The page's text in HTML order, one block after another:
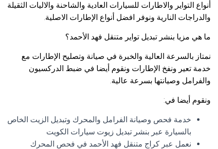
أنواع التواير والاطارات للسيارات العادية والشاحنة والاليات الثقيلة
والدراجات النارية ونوفر افضل أنواع الإطارات الاصلية.
ما هي مزيا بنشر تبديل تواير متنقل فهد الأحمد؟
نمتاز بالسرعة العالية والخبرة في صيانة وتصليح الإطارات مع
خدمة تعير ونفخ الإطارات ونقوم أيضا في ضبط الدركسيون
والفرامل وصيانتها بسرعة عالية.
ونقوم أيضا في:
خدمة فحص وصيانة الفرامل والمحرك وتبديل الزيت الخاص
بالسيارة عبر بنشر تبديل زيوت سيارات الكويت
نعمل عبر كراج متنقل فهد الأحمد في فحص المحرك